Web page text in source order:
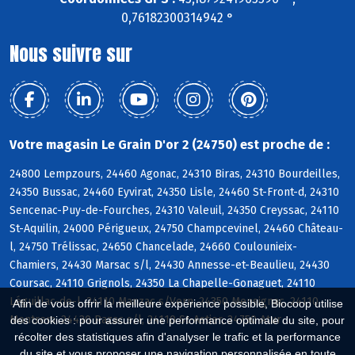
Afin de vous offrir la meilleure expérience possible, Biocoop utilise
des cookies : pour assurer une performance optimale du site, pour
récolter des statistiques afin d'analyser le trafic et la performance
0,76182300314942 °
Nous suivre sur
Votre magasin Le Grain D'or 2 (24750) est proche de :
24800 Lempzours, 24460 Agonac, 24310 Biras, 24310 Bourdeilles,
24350 Bussac, 24460 Eyvirat, 24350 Lisle, 24460 St-Front-d, 24310
Sencenac-Puy-de-Fourches, 24310 Valeuil, 24350 Creyssac, 24110
St-Aquilin, 24000 Périgueux, 24750 Champcevinel, 24460 Château-
l, 24750 Trélissac, 24650 Chancelade, 24660 Coulounieix-
Chamiers, 24430 Marsac s/l, 24430 Annesse-et-Beaulieu, 24430
Coursac, 24110 Grignols, 24350 La Chapelle-Gonaguet, 24110
Léguillac-de-l, 24110 Manzac s/Vern, 24350 Mensignac, 24110
Montrem, 24430 Razac s/l, 24110 St-Astier, 24750 Atur